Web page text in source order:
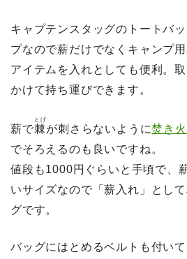
キャプテンスタッグのトートバ
プなので薪だけでなくキャンプ
アイテムを入れとしても便利。
かけて持ち運びできます。
薪で棘
とげ
が刺さらないように焚き
でそろえるのも良いですね。
値段も1000円ぐらいと手頃で、
いサイズなので「薪入れ」とし
グです。
バッグにはとめるベルトも付いて